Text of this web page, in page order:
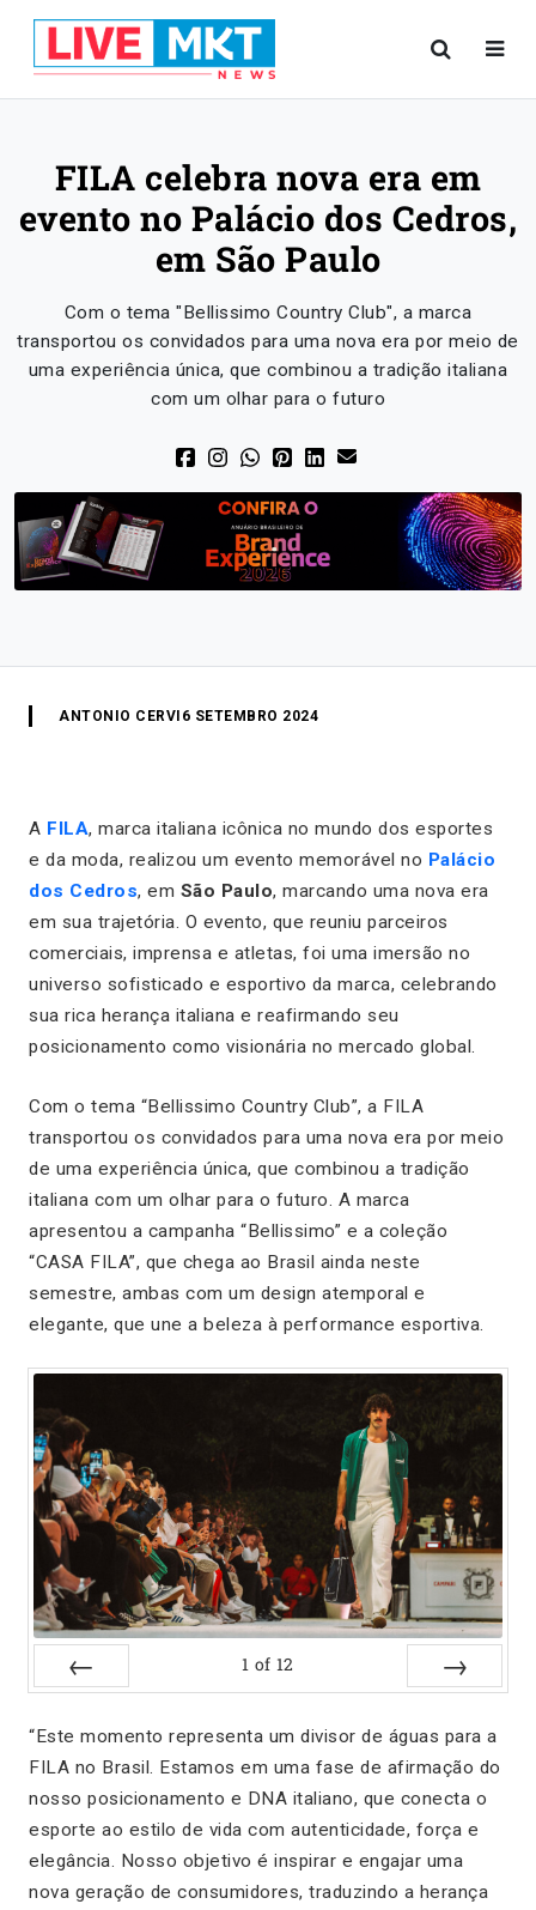
FILA celebra nova era em
evento no Palácio dos Cedros,
em São Paulo
Com o tema "Bellissimo Country Club", a marca
transportou os convidados para uma nova era por meio de
uma experiência única, que combinou a tradição italiana
com um olhar para o futuro
ANTONIO CERVI 6 SETEMBRO 2024
A FILA, marca italiana icônica no mundo dos esportes
e da moda, realizou um evento memorável no Palácio
dos Cedros, em São Paulo, marcando uma nova era
em sua trajetória. O evento, que reuniu parceiros
comerciais, imprensa e atletas, foi uma imersão no
universo sofisticado e esportivo da marca, celebrando
sua rica herança italiana e reafirmando seu
posicionamento como visionária no mercado global.
Com o tema “Bellissimo Country Club”, a FILA
transportou os convidados para uma nova era por meio
de uma experiência única, que combinou a tradição
italiana com um olhar para o futuro. A marca
apresentou a campanha “Bellissimo” e a coleção
“CASA FILA”, que chega ao Brasil ainda neste
semestre, ambas com um design atemporal e
elegante, que une a beleza à performance esportiva.
1 of 12
“Este momento representa um divisor de águas para a
FILA no Brasil. Estamos em uma fase de afirmação do
nosso posicionamento e DNA italiano, que conecta o
esporte ao estilo de vida com autenticidade, força e
elegância. Nosso objetivo é inspirar e engajar uma
nova geração de consumidores, traduzindo a herança